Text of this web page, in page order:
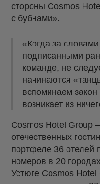
стороны Cosmos
с бубнами».
«Когда за
подписанными
команде, не
начинаются
вспоминаем
возникает из
Cosmos Hotel Group
отечественных
портфеле 36 отелей
номеров в 20
Устюге Cosmos